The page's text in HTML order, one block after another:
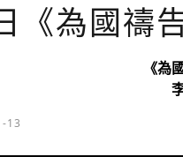
《為國禱
《為
13